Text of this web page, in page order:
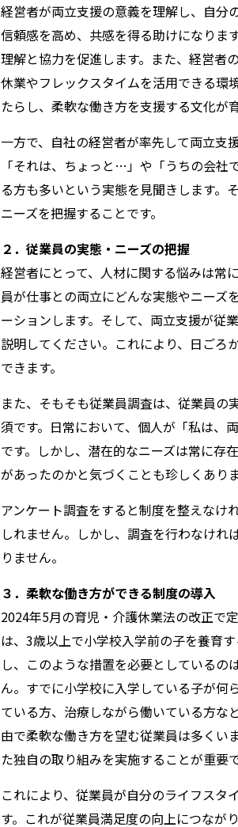
経営者が両立支援の意義を理解し、自分
信頼感を高め、共感を得る助けになりま
理解と協力を促進します。また、経営者
休業やフレックスタイムを活用できる環
たらし、柔軟な働き方を支援する文化が
一方で、自社の経営者が率先して両立支
「それは、ちょっと…」や「うちの会社
る方も多いという実態を見聞きします。
ニーズを把握することです。
２．従業員の実態・ニーズの把握
経営者にとって、人材に関する悩みは常
員が仕事との両立にどんな実態やニーズ
ーションします。そして、両立支援が従
説明してください。これにより、日ごろ
できます。
また、そもそも従業員調査は、従業員
須です。日常において、個人が「私は、
です。しかし、潜在的なニーズは常に存
があったのかと気づくことも珍しくあり
アンケート調査をすると制度を整えなけ
しれません。しかし、調査を行わなけ
りません。
３．柔軟な働き方ができる制度の導入
2024年5月の育児・介護休業法の改正で
は、3歳以上で小学校入学前の子を養育
し、このような措置を必要としている
ん。すでに小学校に入学している子が何
ている方、治療しながら働いている方な
由で柔軟な働き方を望む従業員は多くい
た独自の取り組みを実施することが重要で
これにより、従業員が自分のライフスタ
す。これが従業員満足度の向上につなが